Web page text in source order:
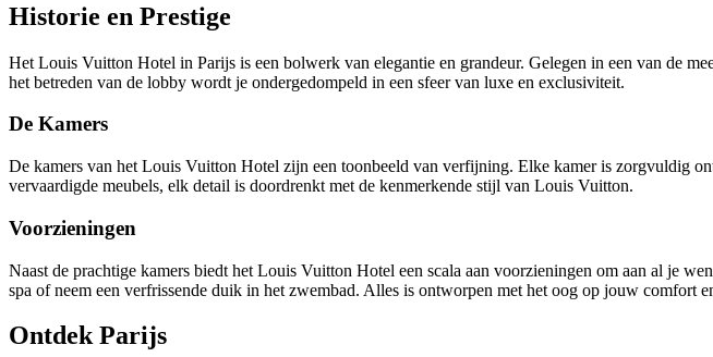
Historie en Prestige
Het Louis Vuitton Hotel in Parijs is een bolwerk van elegantie en grandeur. Gelegen in een van de
het betreden van de lobby wordt je ondergedompeld in een sfeer van luxe en exclusiviteit.
De Kamers
De kamers van het Louis Vuitton Hotel zijn een toonbeeld van verfijning. Elke kamer is zorgvuldig
vervaardigde meubels, elk detail is doordrenkt met de kenmerkende stijl van Louis Vuitton.
Voorzieningen
Naast de prachtige kamers biedt het Louis Vuitton Hotel een scala aan voorzieningen om aan al je
spa of neem een verfrissende duik in het zwembad. Alles is ontworpen met het oog op jouw comfort
Ontdek Parijs